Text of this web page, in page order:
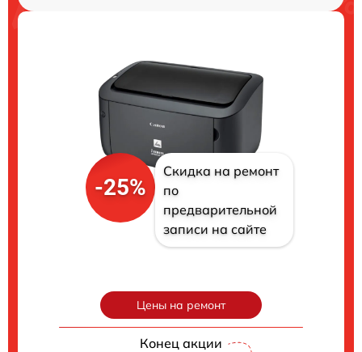
-25%
Скидка на ремонт
по
предварительной
записи на сайте
Цены на ремонт
Конец акции